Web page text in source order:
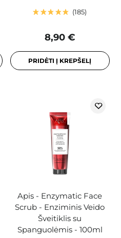
185
8,90 €
PRIDĖTI Į KREPŠELĮ
Apis - Enzymatic Face
Scrub - Enziminis Veido
Šveitiklis su
Spanguolėmis - 100ml